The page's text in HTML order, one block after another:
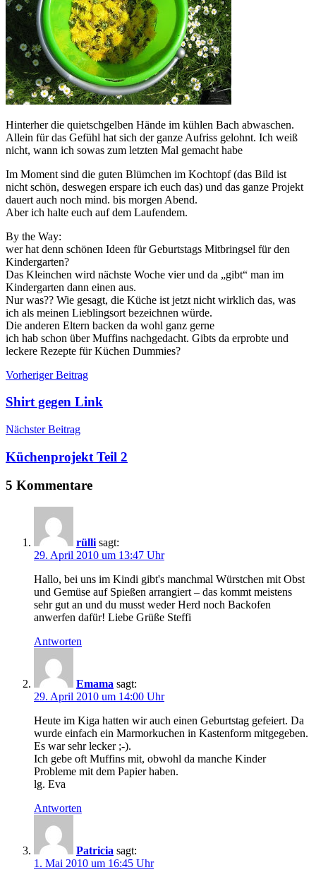
Hinterher die quietschgelben Hände im kühlen Bach abwaschen.
Allein für das Gefühl hat sich der ganze Aufriss gelohnt. Ich weiß
nicht, wann ich sowas zum letzten Mal gemacht habe
Im Moment sind die guten Blümchen im Kochtopf (das Bild ist
nicht schön, deswegen erspare ich euch das) und das ganze Projekt
dauert auch noch mind. bis morgen Abend.
Aber ich halte euch auf dem Laufendem.
By the Way:
wer hat denn schönen Ideen für Geburtstags Mitbringsel für den
Kindergarten?
Das Kleinchen wird nächste Woche vier und da „gibt“ man im
Kindergarten dann einen aus.
Nur was?? Wie gesagt, die Küche ist jetzt nicht wirklich das, was
ich als meinen Lieblingsort bezeichnen würde.
Die anderen Eltern backen da wohl ganz gerne
ich hab schon über Muffins nachgedacht. Gibts da erprobte und
leckere Rezepte für Küchen Dummies?
Beitragsnavigation
Vorheriger Beitrag
Shirt gegen Link
Nächster Beitrag
Küchenprojekt Teil 2
5 Kommentare
rülli sagt:
29. April 2010 um 13:47 Uhr
Hallo, bei uns im Kindi gibt's manchmal Würstchen mit Obst
und Gemüse auf Spießen arrangiert – das kommt meistens
sehr gut an und du musst weder Herd noch Backofen
anwerfen dafür! Liebe Grüße Steffi
Antworten
Emama sagt:
29. April 2010 um 14:00 Uhr
Heute im Kiga hatten wir auch einen Geburtstag gefeiert. Da
wurde einfach ein Marmorkuchen in Kastenform mitgegeben.
Es war sehr lecker ;-).
Ich gebe oft Muffins mit, obwohl da manche Kinder
Probleme mit dem Papier haben.
lg. Eva
Antworten
Patricia sagt:
1. Mai 2010 um 16:45 Uhr